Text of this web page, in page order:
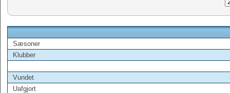
Sæsoner
Klubber
Vundet
Uafgjort